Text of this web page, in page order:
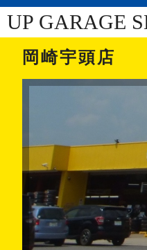
UP GARAGE
岡崎宇頭店